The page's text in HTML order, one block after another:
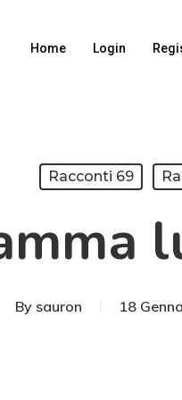
Home Login
Racconti 69
By sauron 18